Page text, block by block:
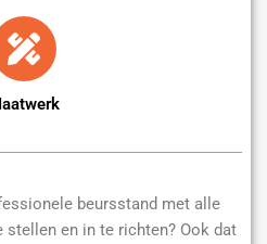
beursstand met alle
stellen en in te richten? Ook dat